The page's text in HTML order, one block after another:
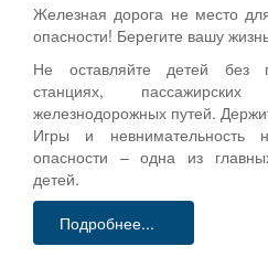
Железная дорога не место
опасности! Берегите вашу
Не оставляйте детей без
станциях,
железнодорожных путей.
Игры и невнимательность
опасности – одна из
детей.
Подробнее...